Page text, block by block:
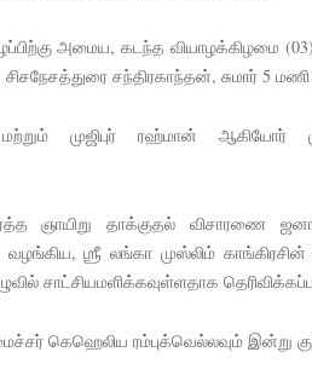
அமைய, கடந்த வியாழக்கிழமை (03)
சந்திரகாந்தன், சுமார் 5 மணி
முஜிபுர் ரஹ்மான் ஆகியோர்
ஞாயிறு தாக்குதல் விசாரணை
ஶ்ரீ லங்கா முஸ்லிம்
சாட்சியமளிக்கவுள்ளதாக
கெஹெலிய ரம்புக்வெல்லவும் இன்று